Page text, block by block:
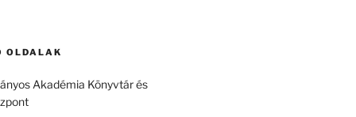
OLDALAK
Akadémia Könyvtár és